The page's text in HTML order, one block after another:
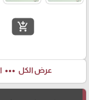
add_shopping_cart
عرض الكل more_horiz